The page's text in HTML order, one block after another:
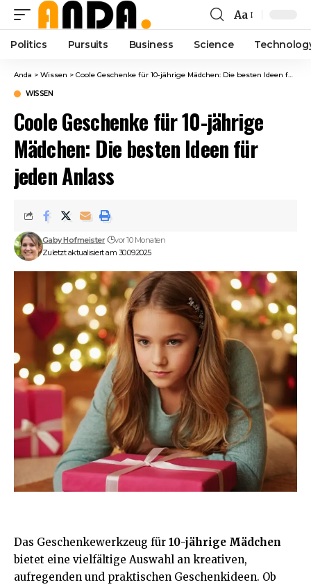
Font
Resizer
Aa
Politics Pursuits Business Science
Anda > Wissen > Coole Geschenke für 10-jährige Mädchen: Die besten Ideen für jeden Anlass
WISSEN
Coole Geschenke für 10-jährige
Mädchen: Die besten Ideen für
jeden Anlass
Zuletzt aktualisiert am 30.09.2025
Gaby Hofmeister vor 10 Monaten
Das Geschenkewerkzeug für 10-jährige Mädchen
bietet eine vielfältige Auswahl an kreativen,
aufregenden und praktischen Geschenkideen. Ob